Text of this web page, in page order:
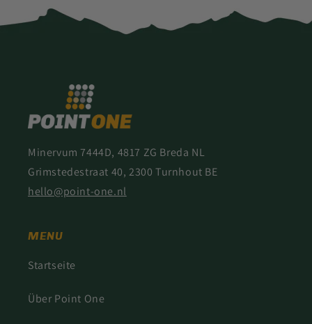
Minervum 7444D, 4817 ZG Breda NL
Grimstedestraat 40, 2300 Turnhout BE
hello@point-one.nl
MENU
Startseite
Über Point One